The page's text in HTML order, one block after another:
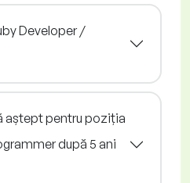
Developer /
aștept pentru poziția
după 5 ani